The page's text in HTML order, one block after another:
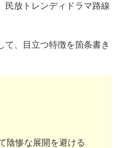
民放トレンディドラマ路線
て、目立つ特徴を箇条書き
陰惨な展開を避ける